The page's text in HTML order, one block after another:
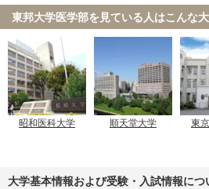
東邦大学医学部を見ている人はこんな
昭和医科大学 順天堂大学 東
大学基本情報および受験・入試情報につ